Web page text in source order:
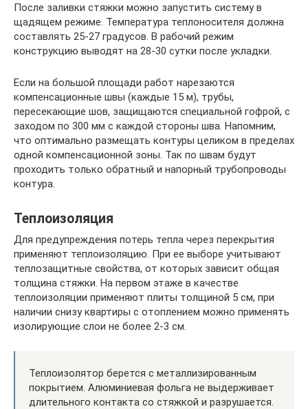
После заливки стяжки можно запустить систему в
щадящем режиме. Температура теплоносителя должна
составлять 25-27 градусов. В рабочий режим
конструкцию выводят на 28-30 сутки после укладки.
Если на большой площади работ нарезаются
компенсационные швы (каждые 15 м), трубы,
пересекающие шов, защищаются специальной гофрой, с
заходом по 300 мм с каждой стороны шва. Напомним,
что оптимально размещать контуры целиком в пределах
одной компенсационной зоны. Так по швам будут
проходить только обратный и напорный трубопроводы
контура.
Теплоизоляция
Для предупреждения потерь тепла через перекрытия
применяют теплоизоляцию. При ее выборе учитывают
теплозащитные свойства, от которых зависит общая
толщина стяжки. На первом этаже в качестве
теплоизоляции применяют плиты толщиной 5 см, при
наличии снизу квартиры с отоплением можно применять
изолирующие слои не более 2-3 см.
Теплоизолятор берется с металлизированным
покрытием. Алюминиевая фольга не выдерживает
длительного контакта со стяжкой и разрушается.